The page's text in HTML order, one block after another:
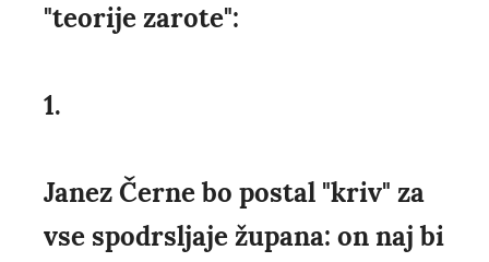
"teorije zarote":
1.
Janez Černe bo postal "kriv" za
vse spodrsljaje župana: on naj bi